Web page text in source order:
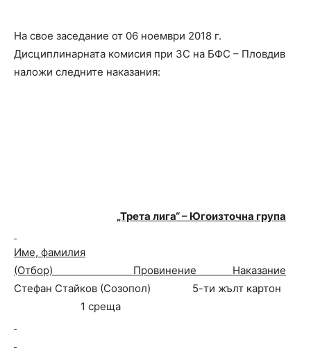
На свое заседание от 06 ноември 2018 г.
Дисциплинарната комисия при ЗС на БФС – Пловдив
наложи следните наказания:
„Трета лига“ – Югоизточна група
Име, фамилия
(Отбор) Провинение Наказание
Стефан Стайков (Созопол) 5-ти жълт картон
1 среща